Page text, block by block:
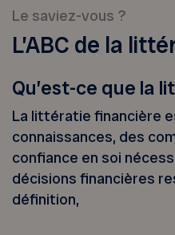
Le saviez-vous ?
L’ABC de la
Qu’est-ce que la
La littératie financière
connaissances, des
confiance en soi
décisions financières
définition,